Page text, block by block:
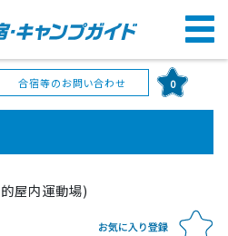
合宿等のお問い合わせ 0
屋内運動場)